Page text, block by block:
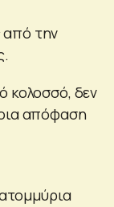
από την
κολοσσό, δεν
απόφαση